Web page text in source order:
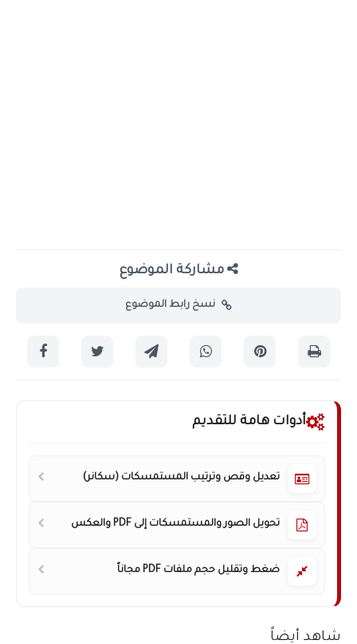
مشاركة الموضوع
نسخ رابط الموضوع
أدوات هامة للتقديم
تعديل وقص وترتيب المستمسكات (سكانر)
تحويل الصور والمستمسكات إلى PDF والعكس
ضغط وتقليل حجم ملفات PDF مجاناً
شاهد أيضاً